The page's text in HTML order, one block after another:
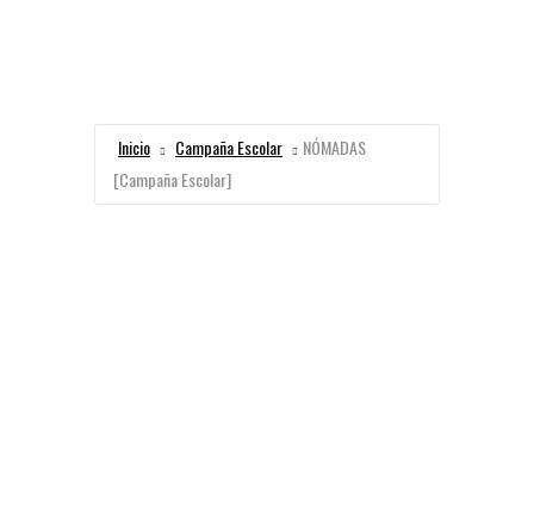
Inicio Campaña Escolar
NÓMADAS
[Campaña Escolar]